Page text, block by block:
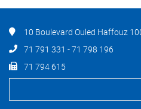
10 Boulevard Ouled Haffouz
71 791 331 - 71 798 196
71 794 615